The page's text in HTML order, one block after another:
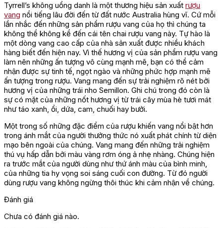
Tyrrell’s không uổng danh là một thương hiệu sản xuất rượu
vang nổi tiếng lâu đời đến từ đất nước Australia hùng vĩ. Cứ mỗi
lần nhắc đến những sản phẩm rượu vang của họ thì chúng ta
không thể không kể đến cái tên chai rượu vang này. Tự hào là
một dòng vang cao cấp của nhà sản xuất được nhiều khách
hàng biết đến hiện nay. Vì thế hương vị của sản phẩm rượu vang
làm nên những ấn tượng vô cùng mạnh mẽ, bạn có thể cảm
nhận được sự tinh tế, ngọt ngào và những phức hợp mạnh mẽ
ấn tượng trong rượu. Vang mang đến sự trải nghiệm rõ nét bởi
hương vị của những trái nho Semillon. Ghi chú trong đó còn là
sự có mặt của những nốt hương vị từ trái cây mùa hè tươi mát
như táo xanh, ổi, dứa, cam, chuối hay bưởi.
Một trong số những đặc điểm của rượu khiến vang nổi bật hơn
trong ánh mắt của người thưởng thức nó xuất phát chính từ diện
mạo bên ngoài của chúng. Vang mang đến những trải nghiệm
thú vụ hấp dẫn bởi màu vàng rơm óng ả nhẹ nhàng. Chúng hiện
ra trước mắt của người dùng như thứ ánh màu của bình minh,
của những tia hy vọng soi sáng cuối con đường. Từ đó người
dùng rượu vang không ngừng thôi thúc khi cảm nhận về chúng.
Đánh giá
Chưa có đánh giá nào.